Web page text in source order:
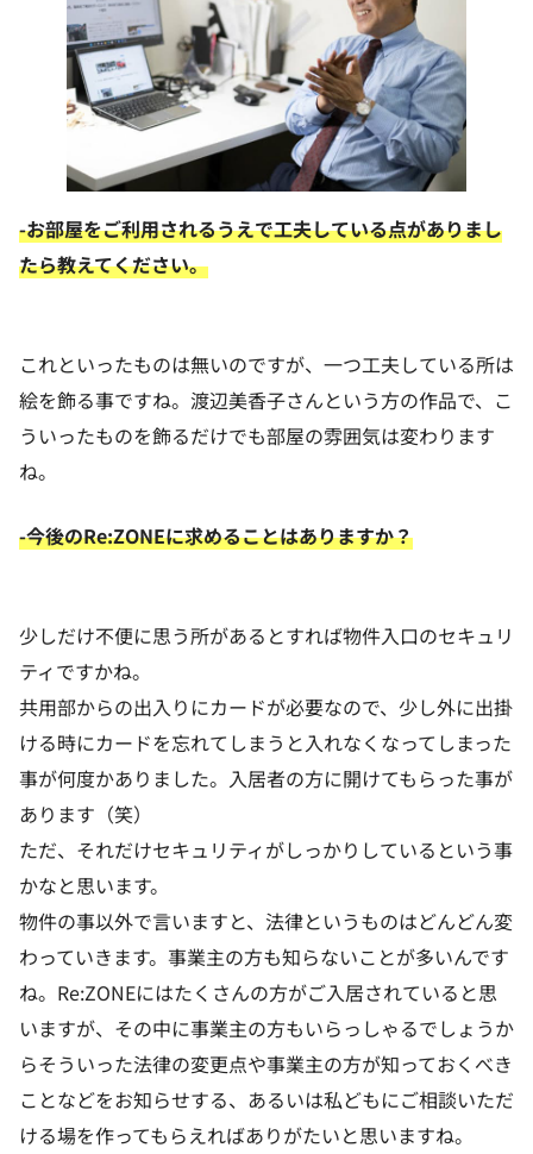
-お部屋をご利用されるうえで工夫している点がありまし
たら教えてください。
これといったものは無いのですが、一つ工夫している所は
絵を飾る事ですね。渡辺美香子さんという方の作品で、こ
ういったものを飾るだけでも部屋の雰囲気は変わります
ね。
-今後のRe:ZONEに求めることはありますか？
少しだけ不便に思う所があるとすれば物件入口のセキュリ
ティですかね。
共用部からの出入りにカードが必要なので、少し外に出掛
ける時にカードを忘れてしまうと入れなくなってしまった
事が何度かありました。入居者の方に開けてもらった事が
あります（笑）
ただ、それだけセキュリティがしっかりしているという事
かなと思います。
物件の事以外で言いますと、法律というものはどんどん変
わっていきます。事業主の方も知らないことが多いんです
ね。Re:ZONEにはたくさんの方がご入居されていると思
いますが、その中に事業主の方もいらっしゃるでしょうか
らそういった法律の変更点や事業主の方が知っておくべき
ことなどをお知らせする、あるいは私どもにご相談いただ
ける場を作ってもらえればありがたいと思いますね。